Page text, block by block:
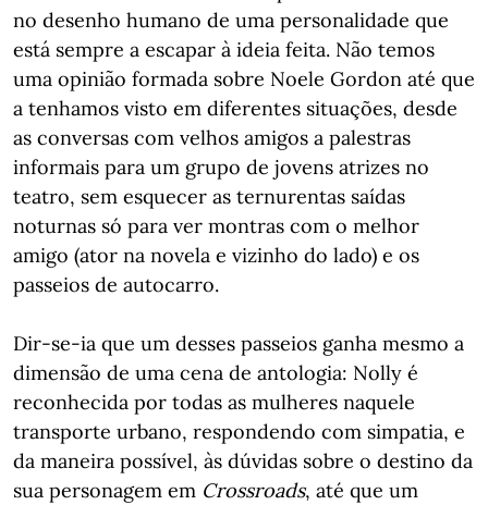
no desenho humano de uma personalidade que
está sempre a escapar à ideia feita. Não temos
uma opinião formada sobre Noele Gordon até que
a tenhamos visto em diferentes situações, desde
as conversas com velhos amigos a palestras
informais para um grupo de jovens atrizes no
teatro, sem esquecer as ternurentas saídas
noturnas só para ver montras com o melhor
amigo (ator na novela e vizinho do lado) e os
passeios de autocarro.
Dir-se-ia que um desses passeios ganha mesmo a
dimensão de uma cena de antologia: Nolly é
reconhecida por todas as mulheres naquele
transporte urbano, respondendo com simpatia, e
da maneira possível, às dúvidas sobre o destino da
sua personagem em Crossroads, até que um